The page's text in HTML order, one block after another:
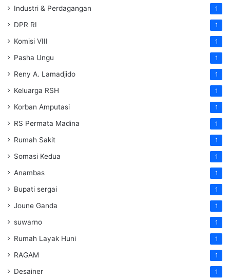
Industri & Perdagangan 1
DPR RI 1
Komisi VIII 1
Pasha Ungu 1
Reny A. Lamadjido 1
Keluarga RSH 1
Korban Amputasi 1
RS Permata Madina 1
Rumah Sakit 1
Somasi Kedua 1
Anambas 1
Bupati sergai 1
Joune Ganda 1
suwarno 1
Rumah Layak Huni 1
RAGAM 1
Desainer 1